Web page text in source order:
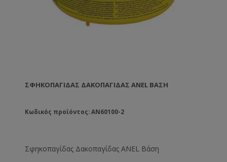
ΣΦΗΚΟΠΑΓΊΔΑΣ ΔΑΚΟΠΑΓΊΔΑΣ ΑΝΕL ΒΆΣΗ
Κωδικός προϊόντος: AN60100-2
Σφηκοπαγίδας Δακοπαγίδας ΑΝΕL Βάση